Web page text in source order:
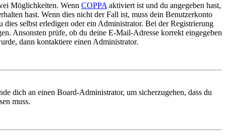
Möglichkeiten. Wenn COPPA aktiviert ist und du angegeben hast,
hast. Wenn dies nicht der Fall ist, muss dein Benutzerkonto
selbst erledigen oder ein Administrator. Bei der Registrierung
Ansonsten prüfe, ob du deine E-Mail-Adresse korrekt eingegeben
dann kontaktiere einen Administrator.
dich an einen Board-Administrator, um sicherzugehen, dass du
muss.